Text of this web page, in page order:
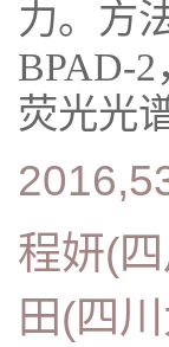
力。方
BPAD-
荧光光
程妍(
田(四